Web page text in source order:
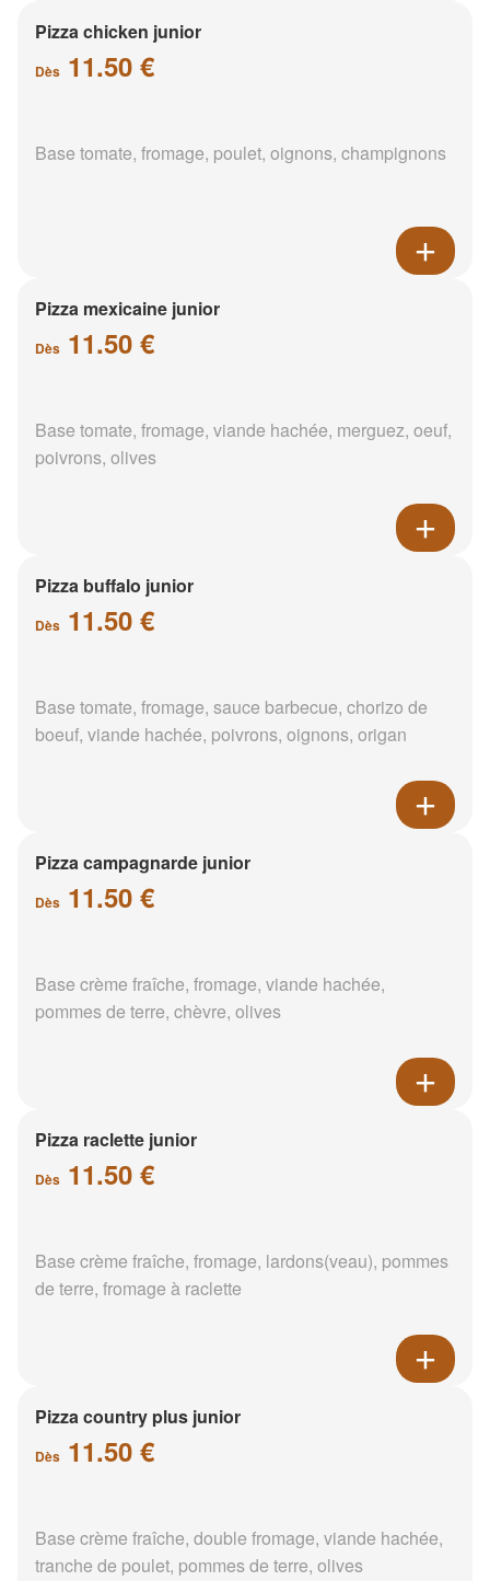
Pizza chicken junior
Dès 11.50 €
Base tomate, fromage, poulet, oignons, champignons
Pizza mexicaine junior
Dès 11.50 €
Base tomate, fromage, viande hachée, merguez, oeuf,
poivrons, olives
Pizza buffalo junior
Dès 11.50 €
Base tomate, fromage, sauce barbecue, chorizo de
boeuf, viande hachée, poivrons, oignons, origan
Pizza campagnarde junior
Dès 11.50 €
Base crème fraîche, fromage, viande hachée,
pommes de terre, chèvre, olives
Pizza raclette junior
Dès 11.50 €
Base crème fraîche, fromage, lardons(veau), pommes
de terre, fromage à raclette
Pizza country plus junior
Dès 11.50 €
Base crème fraîche, double fromage, viande hachée,
tranche de poulet, pommes de terre, olives